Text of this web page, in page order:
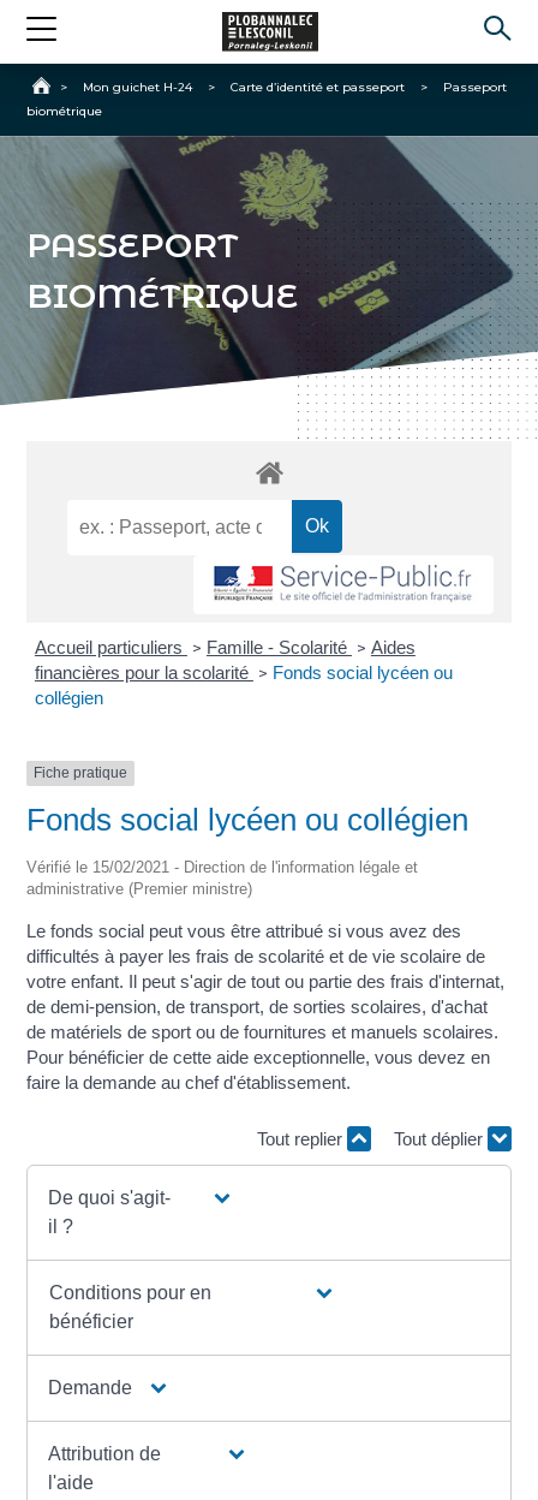
Accueil
> Mon guichet H-24 > Carte d’identité et passeport >
Passeport
biométrique
PASSEPORT
BIOMÉTRIQUE
Accueil particuliers > Famille - Scolarité > Aides
financières pour la scolarité > Fonds social lycéen ou
collégien
Fiche pratique
Fonds social lycéen ou collégien
Vérifié le 15/02/2021 - Direction de l'information légale et
administrative (Premier ministre)
Le fonds social peut vous être attribué si vous avez des
difficultés à payer les frais de scolarité et de vie scolaire de
votre enfant. Il peut s'agir de tout ou partie des frais d'internat,
de demi-pension, de transport, de sorties scolaires, d'achat
de matériels de sport ou de fournitures et manuels scolaires.
Pour bénéficier de cette aide exceptionnelle, vous devez en
faire la demande au chef d'établissement.
Tout replier Tout déplier
De quoi s'agit-
il ?
Conditions pour en
bénéficier
Demande
Attribution de
l'aide